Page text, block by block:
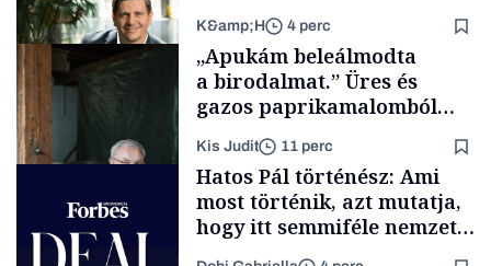
Podcast
TÁMOGATÓI
K&amp;H 4 perc
„Apukám beleálmodta
a birodalmat.” Üres és
gazos paprikamalomból
fűszersztori
Kis Judit 11 perc
Hatos Pál történész: Ami
most történik, azt mutatja,
hogy itt semmiféle nemzeti